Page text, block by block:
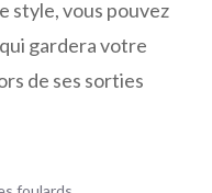
style, vous pouvez
gardera votre
de ses sorties